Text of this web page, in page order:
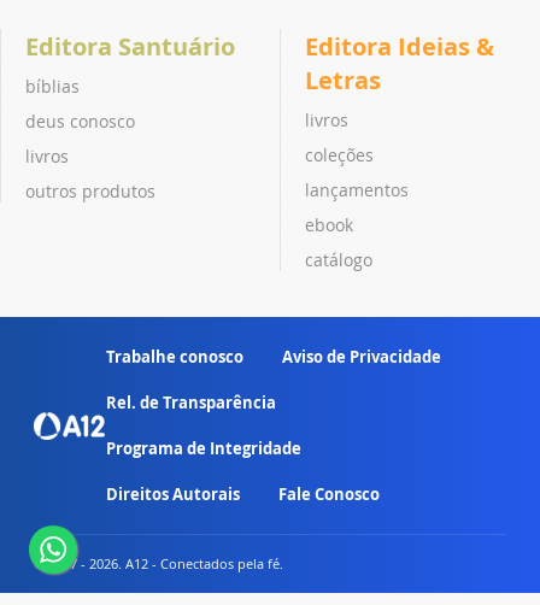
Editora Santuário
bíblias
deus conosco
livros
outros produtos
Editora Ideias &
Letras
livros
coleções
lançamentos
ebook
catálogo
Trabalhe conosco Aviso de Privacidade
Rel. de Transparência
Programa de Integridade
Direitos Autorais Fale Conosco
© 2007 - 2026. A12 - Conectados pela fé.